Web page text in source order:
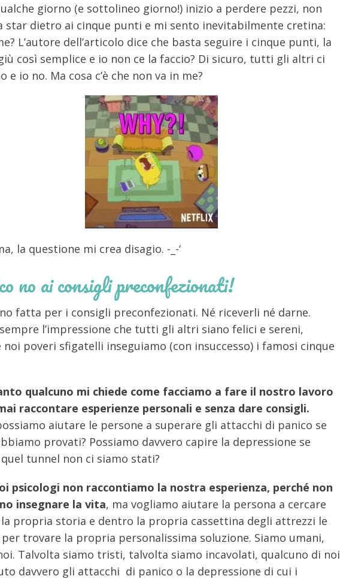
giorno (e sottolineo giorno!) inizio a perdere pezzi, non
star dietro ai cinque punti e mi sento inevitabilmente cretina:
L’autore dell’articolo dice che basta seguire i cinque punti, la
così semplice e io non ce la faccio? Di sicuro, tutti gli altri ci
e io no. Ma cosa c’è che non va in me?
la questione mi crea disagio. -_-‘
no ai consigli preconfezionati!
fatta per i consigli preconfezionati. Né riceverli né darne.
l’impressione che tutti gli altri siano felici e sereni,
noi poveri sfigatelli inseguiamo (con insuccesso) i famosi cinque
qualcuno mi chiede come facciamo a fare il nostro lavoro
raccontare esperienze personali e senza dare consigli.
aiutare le persone a superare gli attacchi di panico se
provati? Possiamo davvero capire la depressione se
tunnel non ci siamo stati?
psicologi non raccontiamo la nostra esperienza, perché non
insegnare la vita, ma vogliamo aiutare la persona a cercare
propria storia e dentro la propria cassettina degli attrezzi le
trovare la propria personalissima soluzione. Siamo umani,
Talvolta siamo tristi, talvolta siamo incavolati, qualcuno di noi
davvero gli attacchi di panico o la depressione di cui i